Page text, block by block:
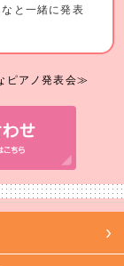
と一緒に発表
ピアノ発表会≫